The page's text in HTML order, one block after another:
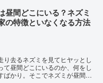
昼間どこにいる？ネズミ
の特徴といなくなる方法
去るネズミを見てヒヤッとし
て昼間どこにいるのか、何をし
ばかり。そこでネズミが昼間ど